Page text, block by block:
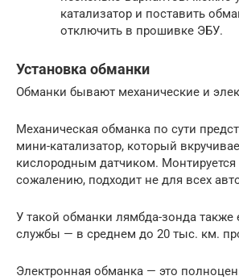
катализатор и поставить
отключить в прошивке ЭБУ.
Установка обманки
Обманки бывают механические и
Механическая обманка по сути
мини-катализатор, который
кислородным датчиком. Монтируется
сожалению, подходит не для всех
У такой обманки лямбда-зонда также
службы — в среднем до 20 тыс. км.
Электронная обманка — это